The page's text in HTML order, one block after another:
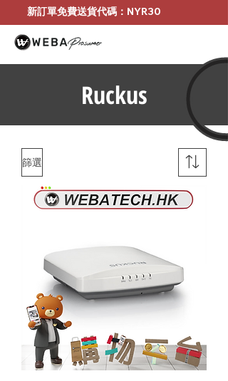
新訂單免費送貨代碼：NYR30
Ruckus
篩選